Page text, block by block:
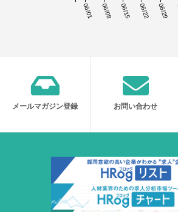
06/01 06/08 06/15 06/22 06/29
メールマガジン登録 お問い合わせ